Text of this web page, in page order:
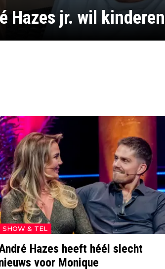
Hazes jr. wil kinderen
SHOW & TEL
Hazes heeft héél slecht
voor Monique